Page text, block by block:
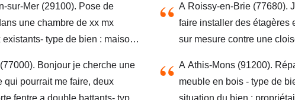
sur-Mer (29100). Pose de
une chambre de xx mx
existants- type de bien : maison-
: particulier
A Roissy-en-Brie (77680).
faire installer des étagères
sur mesure contre une
sol et x mètres de haut, le
ses portes.- type de bien :
Bonjour je cherche une
qui pourrait me faire, deux
fentre a double battants- type
A Athis-Mons (91200).
meuble en bois - type de
situation du bien :